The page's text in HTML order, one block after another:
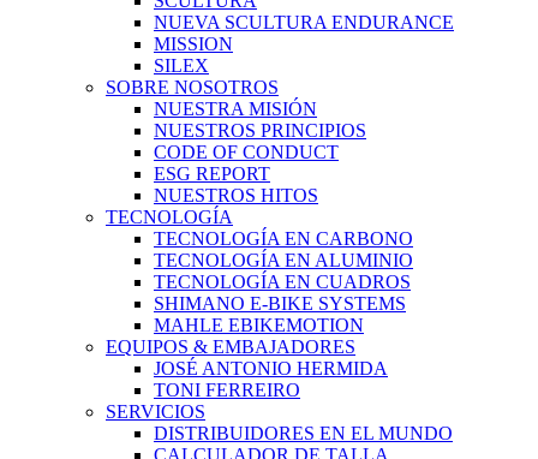
NUEVA SCULTURA ENDURANCE
MISSION
SILEX
SOBRE NOSOTROS
NUESTRA MISIÓN
NUESTROS PRINCIPIOS
CODE OF CONDUCT
ESG REPORT
NUESTROS HITOS
TECNOLOGÍA
TECNOLOGÍA EN CARBONO
TECNOLOGÍA EN ALUMINIO
TECNOLOGÍA EN CUADROS
SHIMANO E-BIKE SYSTEMS
MAHLE EBIKEMOTION
EQUIPOS & EMBAJADORES
JOSÉ ANTONIO HERMIDA
TONI FERREIRO
SERVICIOS
DISTRIBUIDORES EN EL MUNDO
CALCULADOR DE TALLA